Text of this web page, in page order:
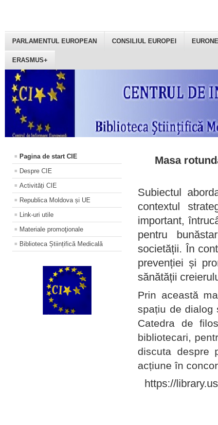
PARLAMENTUL EUROPEAN CONSILIUL EUROPEI
ERASMUS+
Pagina de start CIE
Despre CIE
Activități CIE
Republica Moldova și UE
Link-uri utile
Materiale promoţionale
Biblioteca Științifică Medicală
Masa
Subiectul
contextul
important,
pentru
societății. În
prevenției și
sănătății
Prin această
spațiu de dialog
Catedra de
bibliotecari,
discuta despre
acțiune în
https://